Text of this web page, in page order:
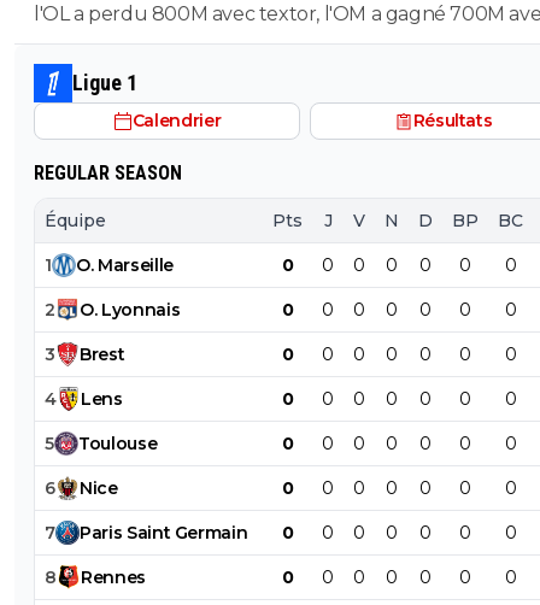
l'OL a perdu 800M avec textor, l'OM a gagné 700M
court , et ils sont dans la même merde financiere...
Ligue 1
Calendrier Résultats
REGULAR SEASON
Équipe Pts J V N D BP BC
1 O. Marseille 0 0 0 0 0 0 0
2 O. Lyonnais 0 0 0 0 0 0 0
3 Brest 0 0 0 0 0 0 0
4 Lens 0 0 0 0 0 0 0
5 Toulouse 0 0 0 0 0 0 0
6 Nice 0 0 0 0 0 0 0
7 Paris Saint Germain 0 0 0 0 0 0 0
8 Rennes 0 0 0 0 0 0 0